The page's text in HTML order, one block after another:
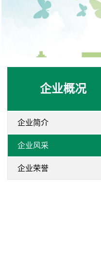
企业概况
企业简介
企业风采
企业荣誉